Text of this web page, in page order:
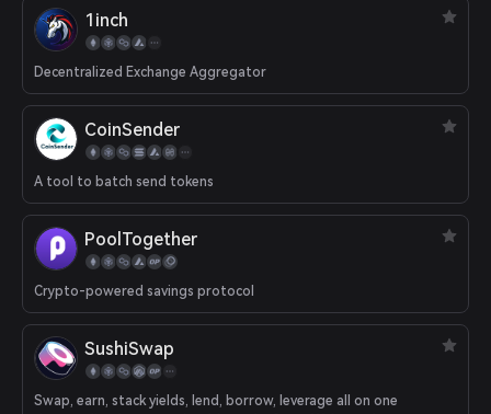
1inch
Decentralized Exchange Aggregator
CoinSender
A tool to batch send tokens
PoolTogether
Crypto-powered savings protocol
SushiSwap
Swap, earn, stack yields, lend, borrow, leverage all on one